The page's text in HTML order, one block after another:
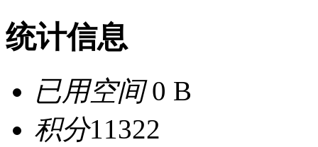
统计信息
已用空间0 B
积分11322